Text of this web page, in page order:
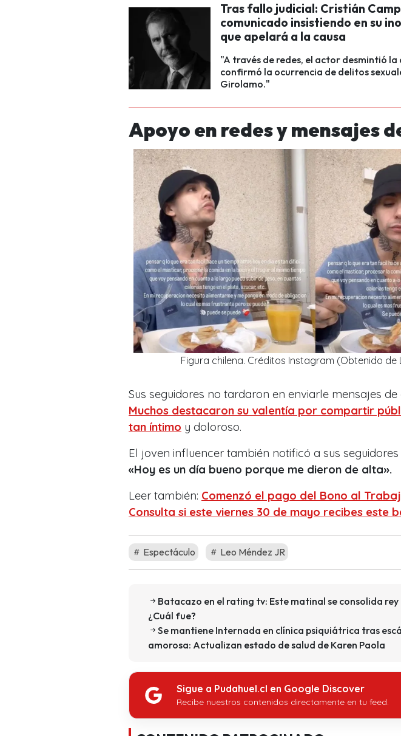
Tras fallo judicial: Cristián
comunicado insistiendo en su
que apelará a la causa
"A través de redes, el actor desmintió
confirmó la ocurrencia de delitos
Girolamo."
Apoyo en redes y mensajes
Figura chilena. Créditos Instagram (Obtenido de
Sus seguidores no tardaron en enviarle mensajes
Muchos destacaron su valentía por compartir
tan íntimo y doloroso.
El joven influencer también notificó a sus
«Hoy es un día bueno porque me dieron de alta».
Leer también: Comenzó el pago del Bono al
Consulta si este viernes 30 de mayo recibes este
Espectáculo Leo Méndez JR
Batacazo en el rating tv: Este matinal se consolida
¿Cuál fue?
Se mantiene Internada en clínica psiquiátrica tras
amorosa: Actualizan estado de salud de Karen Paola
Sigue a Pudahuel.cl en Google Discover
Recibe nuestros contenidos directamente en tu feed.